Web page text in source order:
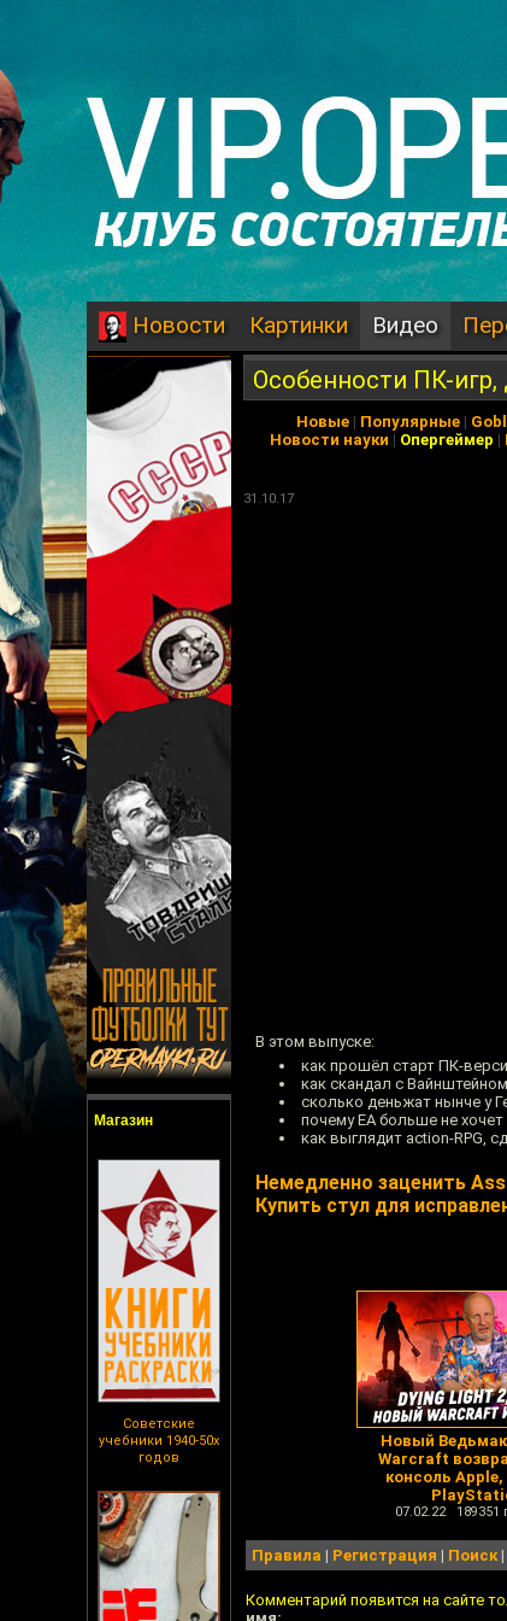
Новости Картинки Видео
Магазин
Советские
учебники 1940-50х
годов
Особенности ПК-игр,
Новые | Популярные |
Новости науки | Опергеймер |
31.10.17
В этом выпуске:
как прошёл старт ПК-
как скандал с
сколько деньжат нынче у
почему EA больше не
как выглядит action-RPG,
Немедленно заценить
Купить стул для
Новый Ведьмак
Warcraft
консоль
07.02.22 189351
Правила | Регистрация | Поиск|
Комментарий появится на сайте